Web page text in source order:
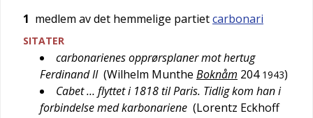
1 medlem av det hemmelige partietcarbonari
SITATER
carbonarienes opprørsplaner mot hertug
Ferdinand II (Wilhelm Munthe Boknåm 204 1943)
Cabet … flyttet i 1818 til Paris. Tidlig kom han i
forbindelse med karbonariene (Lorentz Eckhoff